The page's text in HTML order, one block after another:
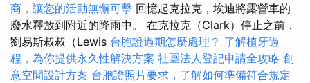
商，讓您的活動無懈可擊 回憶起克拉克，埃迪將露營車的
廢水釋放到附近的降雨中。 在克拉克（Clark）停止之前，
劉易斯叔叔（Lewis 台胞證過期怎麼處理？ 了解植牙過
程，為你提供永久性解決方案 社團法人登記申請全攻略 創
意空間設計方案 台胞證照片要求，了解如何準備符合規定